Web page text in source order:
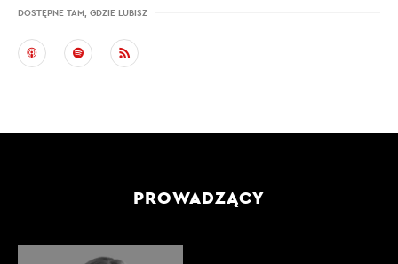
DOSTĘPNE TAM, GDZIE LUBISZ
PROWADZĄCY